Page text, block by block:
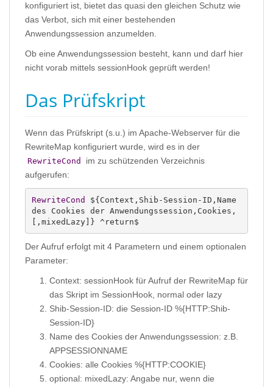
konfiguriert ist, bietet das quasi den gleichen Schutz wie
das Verbot, sich mit einer bestehenden
Anwendungssession anzumelden.
Ob eine Anwendungssession besteht, kann und darf hier
nicht vorab mittels sessionHook geprüft werden!
Das Prüfskript
Wenn das Prüfskript (s.u.) im Apache-Webserver für die
RewriteMap konfiguriert wurde, wird es in der
RewriteCond
im zu schützenden Verzeichnis
aufgerufen:
RewriteCond ${Context,Shib-Session-ID,Name
des Cookies der Anwendungssession,Cookies,
[,mixedLazy]} ^return$
Der Aufruf erfolgt mit 4 Parametern und einem optionalen
Parameter:
Context: sessionHook für Aufruf der RewriteMap für
das Skript im SessionHook, normal oder lazy
Shib-Session-ID: die Session-ID %{HTTP:Shib-
Session-ID}
Name des Cookies der Anwendungssession: z.B.
APPSESSIONNAME
Cookies: alle Cookies %{HTTP:COOKIE}
optional: mixedLazy: Angabe nur, wenn die